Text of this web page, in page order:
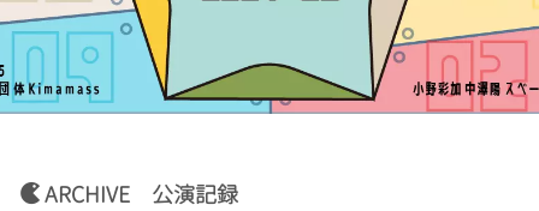
ARCHIVE 公演記録